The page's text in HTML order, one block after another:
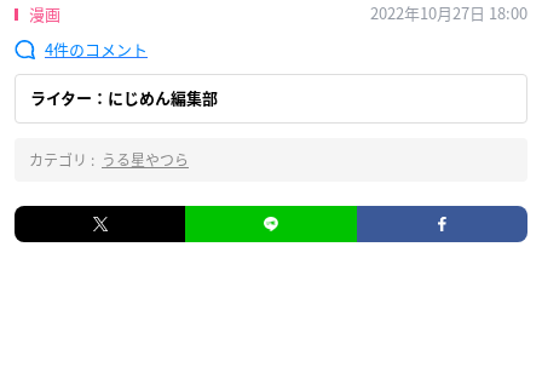
漫画
2022年10月27日 18:00
4
ライター：にじめん編集部
カテゴリ : うる星やつら